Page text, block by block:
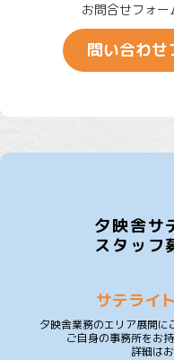
お問合せフォ
問い合わせ
夕映舎サ
スタッフ
サテライ
夕映舎業務のエリア展開に
ご自身の事務所をお
詳細は